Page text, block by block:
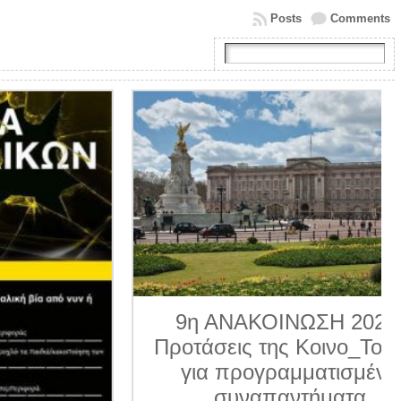
Comments
Posts
9η ΑΝΑΚΟΙΝΩΣΗ 2026.
Προτάσεις της Κοινο_Τοπίας
για προγραμματισμένα